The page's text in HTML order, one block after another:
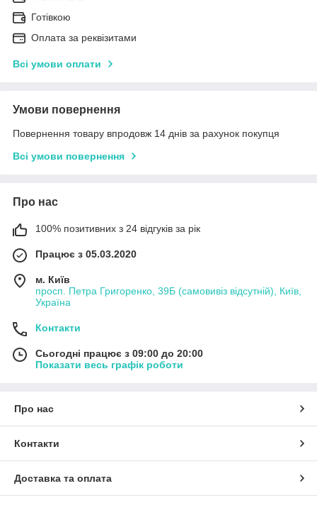
Готівкою
Оплата за реквізитами
Всі умови оплати
Умови повернення
Повернення товару впродовж 14 днів за рахунок покупця
Всі умови повернення
Про нас
100% позитивних з 24 відгуків за рік
Працює з 05.03.2020
м. Київ
просп. Петра Григоренко, 39Б (самовивіз відсутній), Київ,
Україна
Контакти
Сьогодні працює з 09:00 до 20:00
Показати весь графік роботи
Про нас
Контакти
Доставка та оплата